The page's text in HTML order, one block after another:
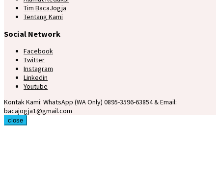
Tim BacaJogja
Tentang Kami
Social Network
Facebook
Twitter
Instagram
Linkedin
Youtube
Kontak Kami: WhatsApp (WA Only) 0895-3596-63854 & Email:
bacajogja1@gmail.com
close